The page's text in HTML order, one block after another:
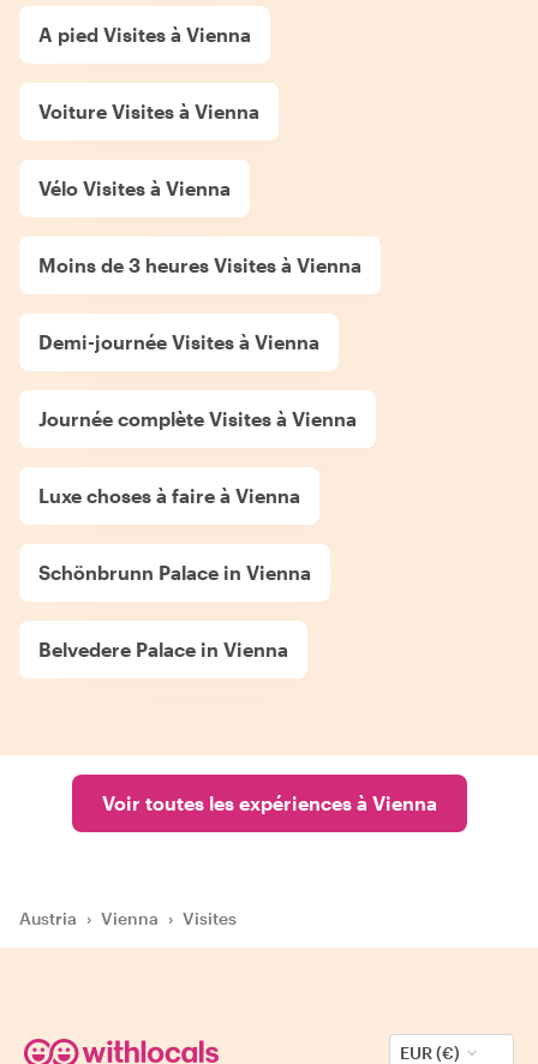
A pied Visites à Vienna
Voiture Visites à Vienna
Vélo Visites à Vienna
Moins de 3 heures Visites à Vienna
Demi-journée Visites à Vienna
Journée complète Visites à Vienna
Luxe choses à faire à Vienna
Schönbrunn Palace in Vienna
Belvedere Palace in Vienna
Voir toutes les expériences à Vienna
Austria › Vienna › Visites
EUR (€)